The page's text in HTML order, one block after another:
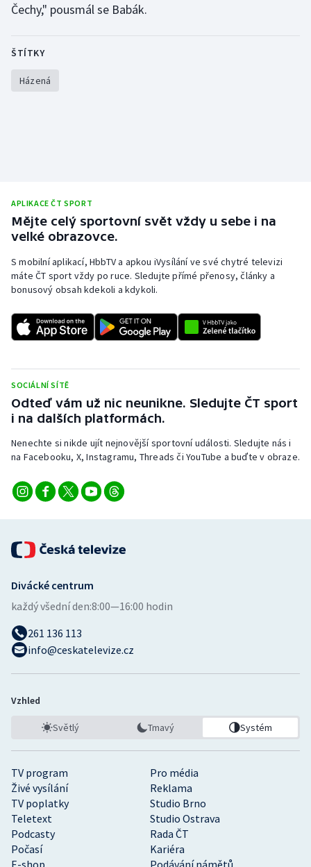
Čechy," pousmál se Babák.
ŠTÍTKY
Házená
APLIKACE ČT SPORT
Mějte celý sportovní svět vždy u sebe i na
velké obrazovce.
S mobilní aplikací, HbbTV a apkou iVysílání ve své chytré televizi
máte ČT sport vždy po ruce. Sledujte přímé přenosy, články a
bonusový obsah kdekoli a kdykoli.
SOCIÁLNÍ SÍTĚ
Odteď vám už nic neunikne. Sledujte ČT sport
i na dalších platformách.
Nenechte si nikde ujít nejnovější sportovní události. Sledujte nás i
na Facebooku, X, Instagramu, Threads či YouTube a buďte v obraze.
TV program
Pro média
Živé vysílání
Reklama
TV poplatky
Studio Brno
Teletext
Studio Ostrava
Podcasty
Rada ČT
Počasí
Kariéra
Divácké centrum
každý všední den:8:00—16:00 hodin
261 136 113
info@ceskatelevize.cz
Vzhled
Světlý Tmavý Systém